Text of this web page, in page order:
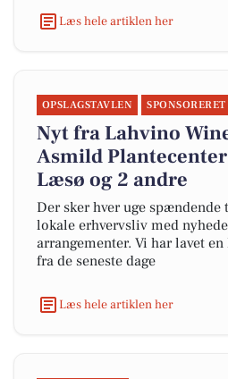
Læs hele artiklen her
OPSLAGSTAVLEN SPONSORERET
Nyt fra Lahvino
Asmild Plantecenter
Læsø og 2 andre
Der sker hver uge
lokale erhvervsliv med
arrangementer. Vi har lavet
fra de seneste dage
Læs hele artiklen her